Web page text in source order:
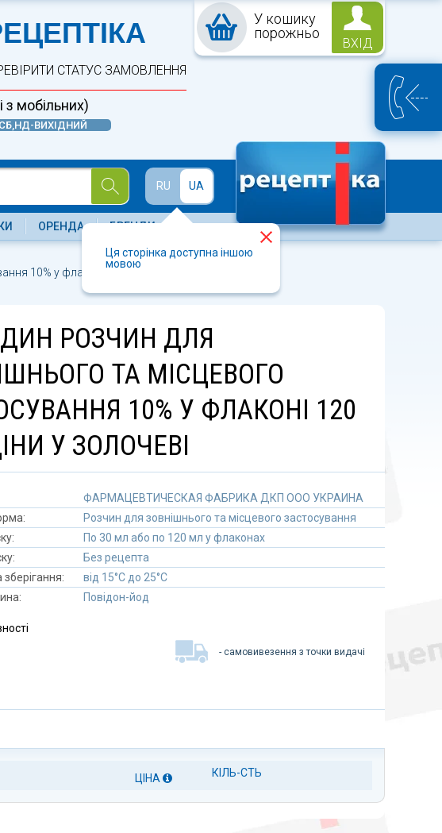
У кошику
порожньо
ВХІД
АПТЕКА
СТАТУС ЗАМОВЛЕННЯ
з мобільних)
СБ,НД-ВИХІДНИЙ
RU UA
Ця сторінка доступна іншою
мовою
ОРЕНДА БРЕНДИ
10% у флаконі 120 мл
РОЗЧИН ДЛЯ
ТА МІСЦЕВОГО
10% У ФЛАКОНІ 120
У ЗОЛОЧЕВІ
ФАРМАЦЕВТИЧЕСКАЯ ФАБРИКА ДКП ООО УКРАИНА
Розчин для зовнішнього та місцевого застосування
По 30 мл або по 120 мл у флаконах
Без рецепта
від 15°C до 25°C
Повідон-йод
- самовивезення з точки видачі
ЦІНА КІЛЬ-СТЬ